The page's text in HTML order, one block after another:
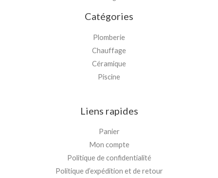
Catégories
Plomberie
Chauffage
Céramique
Piscine
Liens rapides
Panier
Mon compte
Politique de confidentialité
Politique d’expédition et de retour